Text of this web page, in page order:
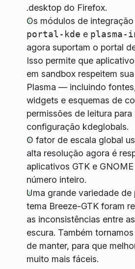
.desktop do Firefox.
Os módulos de integração
portal-kde e
agora suportam o portal
Isso permite que
em sandbox respeitem
Plasma — incluindo
widgets e esquemas de
permissões de leitura
configuração kdeglobals.
O fator de escala global
alta resolução agora é
aplicativos GTK e
número inteiro.
Uma grande variedade de
tema Breeze-GTK foram
as inconsistências entre
escura. Também
de manter, para que
muito mais fáceis.